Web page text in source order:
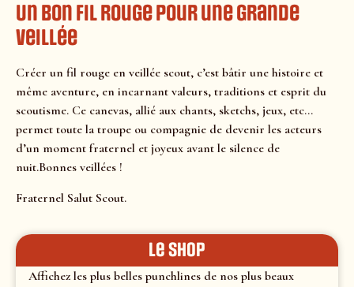
Un bon fil rouge pour une grande
veillée
Créer un fil rouge en veillée scout, c’est bâtir une histoire et
même aventure, en incarnant valeurs, traditions et esprit du
scoutisme. Ce canevas, allié aux chants, sketchs, jeux, etc…
permet toute la troupe ou compagnie de devenir les acteurs
d’un moment fraternel et joyeux avant le silence de
nuit.Bonnes veillées !
Fraternel Salut Scout.
le shop
Affichez les plus belles punchlines de nos plus beaux